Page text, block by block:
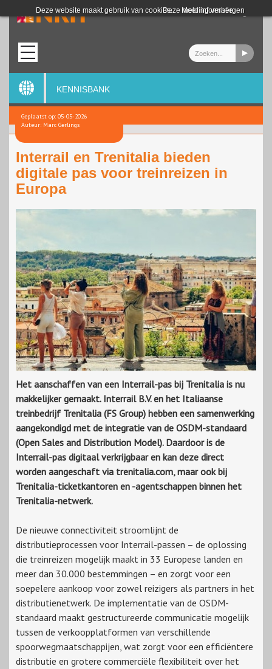
Deze website maakt gebruik van cookies. Meer informatie
Deze melding verbergen
Login
KENNISBANK
Geplaatst op: 05-05-2026
Auteur: Marc Gerlings
Interrail en Trenitalia bieden
digitale pas voor treinreizen in
Europa
Het aanschaffen van een Interrail-pas bij Trenitalia is nu
makkelijker gemaakt. Interrail B.V. en het Italiaanse
treinbedrijf Trenitalia (FS Group) hebben een samenwerking
aangekondigd met de integratie van de OSDM-standaard
(Open Sales and Distribution Model). Daardoor is de
Interrail-pas digitaal verkrijgbaar en kan deze direct
worden aangeschaft via trenitalia.com, maar ook bij
Trenitalia-ticketkantoren en -agentschappen binnen het
Trenitalia-netwerk.
De nieuwe connectiviteit stroomlijnt de
distributieprocessen voor Interrail-passen – de oplossing
die treinreizen mogelijk maakt in 33 Europese landen en
meer dan 30.000 bestemmingen – en zorgt voor een
soepelere aankoop voor zowel reizigers als partners in het
distributienetwerk. De implementatie van de OSDM-
standaard maakt gestructureerde communicatie mogelijk
tussen de verkoopplatformen van verschillende
spoorwegmaatschappijen, wat zorgt voor een efficiëntere
distributie en grotere commerciële flexibiliteit over het